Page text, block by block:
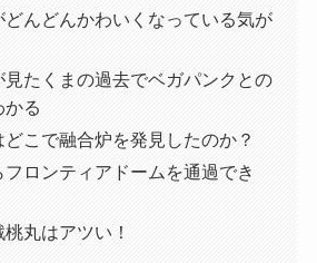
どんどんかわいくなっている気が
見たくまの過去でベガパンクとの
かる
どこで融合炉を発見したのか？
フロンティアドームを通過でき
丸はアツい！